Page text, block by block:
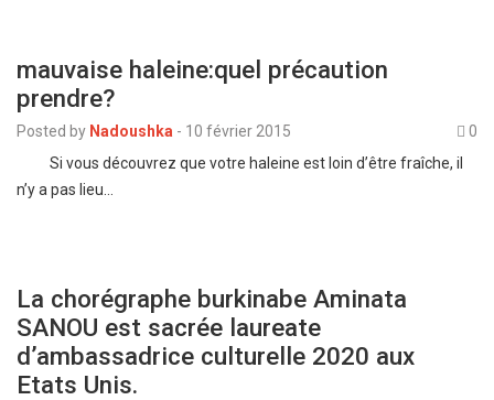
mauvaise haleine:quel précaution
prendre?
Posted by Nadoushka - 10 février 2015
0
Si vous découvrez que votre haleine est loin d’être fraîche, il
n’y a pas lieu…
La chorégraphe burkinabe Aminata
SANOU est sacrée laureate
d’ambassadrice culturelle 2020 aux
Etats Unis.